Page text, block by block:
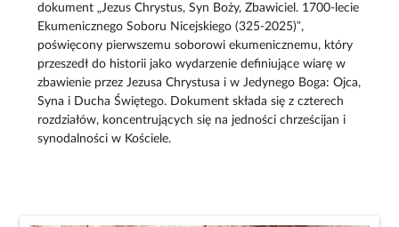
dokument „Jezus Chrystus, Syn Boży, Zbawiciel. 1700-lecie
Ekumenicznego Soboru Nicejskiego (325-2025)”,
poświęcony pierwszemu soborowi ekumenicznemu, który
przeszedł do historii jako wydarzenie definiujące wiarę w
zbawienie przez Jezusa Chrystusa i w Jedynego Boga: Ojca,
Syna i Ducha Świętego. Dokument składa się z czterech
rozdziałów, koncentrujących się na jedności chrześcijan i
synodalności w Kościele.